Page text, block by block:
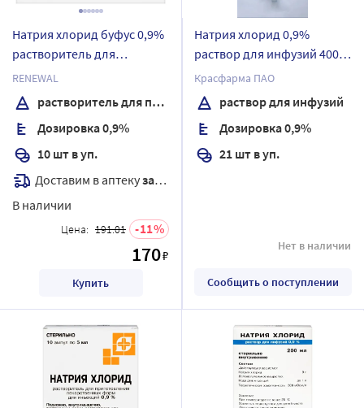
Натрия хлорид буфус 0,9%
растворитель для
приготовления
лекарственных форм для
инъекций 10 мл ампулы 10
шт.
RENEWAL
растворитель для приготовления лекарственных форм для инъекций
Дозировка 0,9%
10 шт в уп.
Доставим в аптекузавтра
В наличии
Цена: 191.01 11
170₽
Купить
Натрия хлорид 0,9%
раствор для инфузий 400
мл контейнер 21 шт.
Красфарма ПАО
раствор для инфузий
Дозировка 0,9%
21 шт в уп.
Нет в наличии
Сообщить о поступлении